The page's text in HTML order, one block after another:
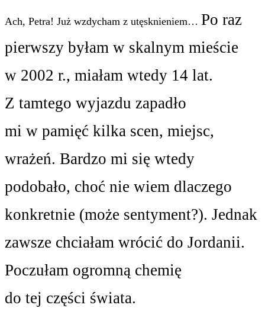
Ach, Petra! Już wzdycham z utęsknieniem… Po raz
pierwszy byłam w skalnym mieście
w 2002 r., miałam wtedy 14 lat.
Z tamtego wyjazdu zapadło
mi w pamięć kilka scen, miejsc,
wrażeń. Bardzo mi się wtedy
podobało, choć nie wiem dlaczego
konkretnie (może sentyment?). Jednak
zawsze chciałam wrócić do Jordanii.
Poczułam ogromną chemię
do tej części świata.